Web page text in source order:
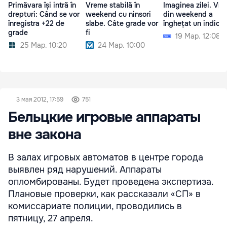
Primăvara își intră în
drepturi: Când se vor
înregistra +22 de
grade
25 Мар. 10:20
Vreme stabilă în
weekend cu ninsori
slabe. Câte grade vor
fi
24 Мар. 10:00
Imaginea zilei.
din weekend a
înghețat un
19 Мар. 12:08
3 мая 2012, 17:59 751
Бельцкие игровые аппараты
вне закона
В залах игровых автоматов в центре города
выявлен ряд нарушений. Аппараты
опломбированы. Будет проведена экспертиза.
Плановые проверки, как рассказали «СП» в
комиссариате полиции, проводились в
пятницу, 27 апреля.